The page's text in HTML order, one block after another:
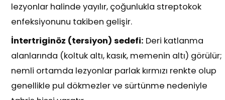
lezyonlar halinde yayılır, çoğunlukla streptokok
enfeksiyonunu takiben gelişir.
İntertriginöz (tersiyon) sedefi: Deri katlanma
alanlarında (koltuk altı, kasık, memenin altı) görülür;
nemli ortamda lezyonlar parlak kırmızı renkte olup
genellikle pul dökmezler ve sürtünme nedeniyle